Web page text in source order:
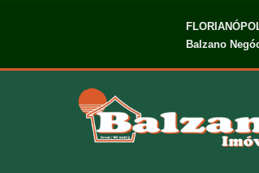
Balzano